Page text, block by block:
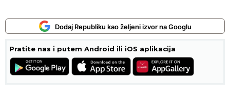
Dodaj Republiku kao željeni izvor na Googlu
Pratite nas i putem Android ili iOS aplikacija